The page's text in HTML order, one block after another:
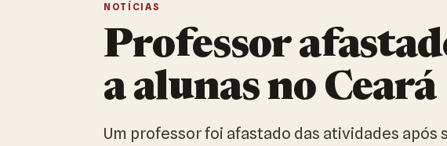
NOTÍCIAS
Professor
a alunas no Ceará
Um professor foi afastado das atividades após